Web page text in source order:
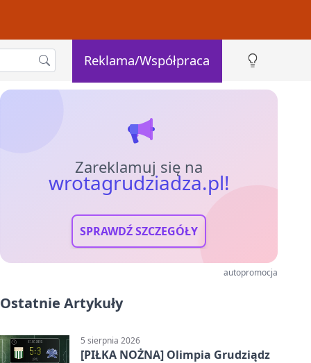
Reklama/Współpraca
Zareklamuj się na
wrotagrudziadza.pl!
SPRAWDŹ SZCZEGÓŁY
autopromocja
Ostatnie Artykuły
5 sierpnia 2026
[PIŁKA NOŻNA] Olimpia Grudziądz